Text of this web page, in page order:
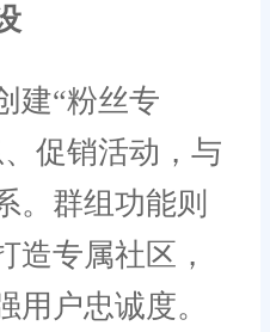
“粉丝专
促销活动，与
。群组功能则
造专属社区，
用户忠诚度。